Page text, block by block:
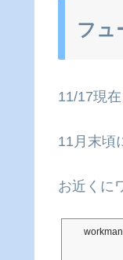
フュ
11/17現
11月末頃
お近くに